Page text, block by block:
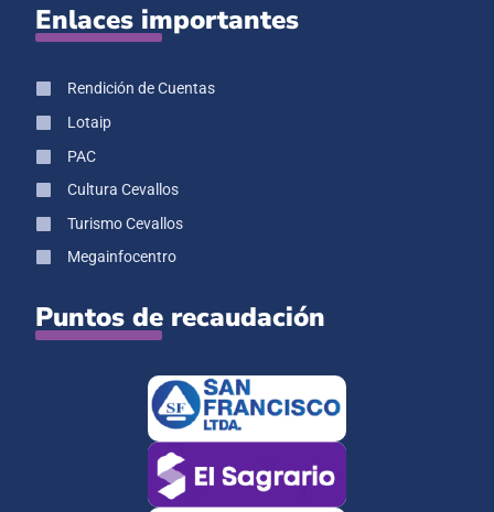
Enlaces importantes
Rendición de Cuentas
Lotaip
PAC
Cultura Cevallos
Turismo Cevallos
Megainfocentro
Puntos de recaudación